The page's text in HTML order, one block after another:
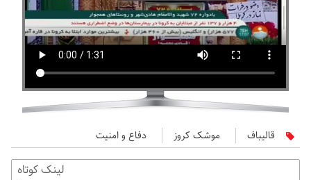
قالیباف موشک کروز دفاع و امنیت
لینک کوتاه